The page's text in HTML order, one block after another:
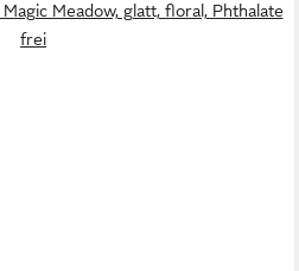
Meadow, glatt, floral, Phthalate
frei